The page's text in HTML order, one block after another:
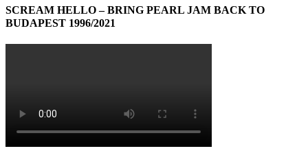
SCREAM HELLO – BRING PEARL JAM BACK TO
BUDAPEST 1996/2021